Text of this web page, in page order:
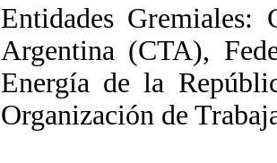
Entidades Gremiales:
Argentina (CTA),
Energía de la
Organización de